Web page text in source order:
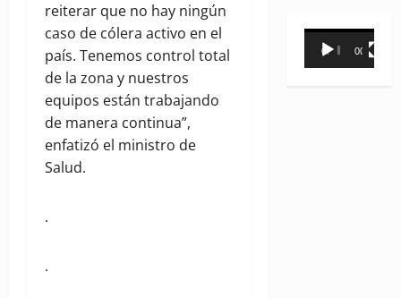
reiterar que no hay ningún
caso de cólera activo en el
país. Tenemos control total
de la zona y nuestros
equipos están trabajando
de manera continua”,
enfatizó el ministro de
Salud.
.
.
Reproductor
00:00 00:31